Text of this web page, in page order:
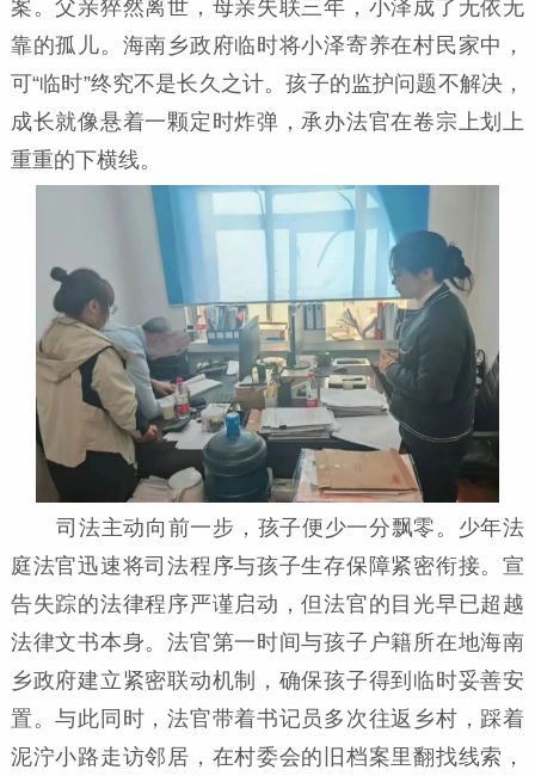
案。父亲猝然离世，母亲失联三年，小泽成了无依无
靠的孤儿。海南乡政府临时将小泽寄养在村民家中，
可“临时”终究不是长久之计。孩子的监护问题不解决，
成长就像悬着一颗定时炸弹，承办法官在卷宗上划上
重重的下横线。
司法主动向前一步，孩子便少一分飘零。少年法
庭法官迅速将司法程序与孩子生存保障紧密衔接。宣
告失踪的法律程序严谨启动，但法官的目光早已超越
法律文书本身。法官第一时间与孩子户籍所在地海南
乡政府建立紧密联动机制，确保孩子得到临时妥善安
置。与此同时，法官带着书记员多次往返乡村，踩着
泥泞小路走访邻居，在村委会的旧档案里翻找线索，